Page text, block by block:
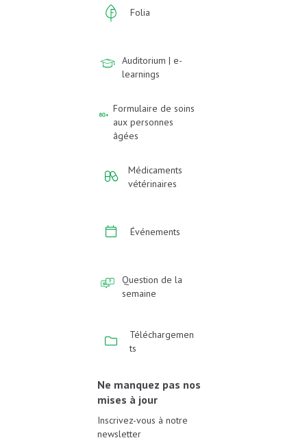
Folia
Auditorium | e-
learnings
Formulaire de soins
aux personnes
âgées
Médicaments
vétérinaires
Événements
Question de la
semaine
Téléchargemen
ts
Ne manquez pas nos
mises à jour
Inscrivez-vous à notre
newsletter